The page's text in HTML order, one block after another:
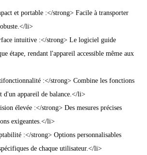
et portable :</strong> Facile à transporter
li>
intuitive :</strong> Le logiciel guide
étape, rendant l'appareil accessible même aux
:</strong> Combine les fonctions
d'un appareil de balance.</li>
élevée :</strong> Des mesures précises
exigeantes.</li>
:</strong> Options personnalisables
de chaque utilisateur.</li>